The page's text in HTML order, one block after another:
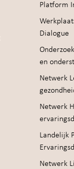
Platform
Dialogue
en
Netwerk
Netwerk
Landelijk
Netwerk